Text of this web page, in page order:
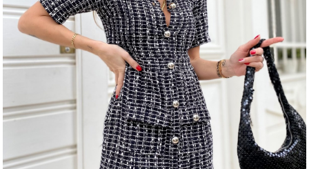
okudum onay veriyorum.
Paylaştığım bilgilerinKVKK kapsamında tarafınızca korunmasını, sms ve
WhatsApp üzerinden bilgilendirmeleri almayıkabul ediyorum.
Çevir Kazan